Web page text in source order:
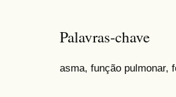
Palavras-chave
asma, função pulmonar,